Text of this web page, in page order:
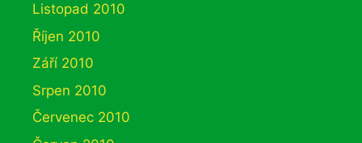
Listopad 2010
Říjen 2010
Září 2010
Srpen 2010
Červenec 2010